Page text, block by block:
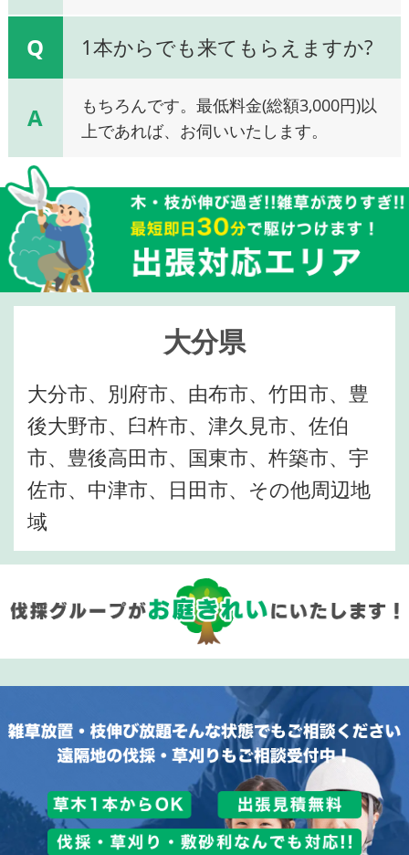
Q 1本からでも来てもらえますか?
A
もちろんです。最低料金(総額3,000円)以
上であれば、お伺いいたします。
大分県
大分市、別府市、由布市、竹田市、豊
後大野市、臼杵市、津久見市、佐伯
市、豊後高田市、国東市、杵築市、宇
佐市、中津市、日田市、その他周辺地
域